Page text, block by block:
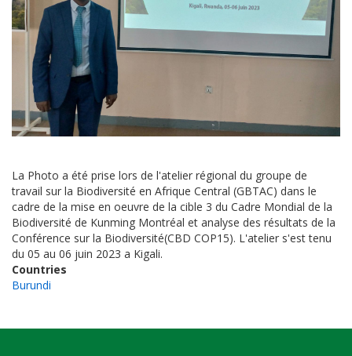
La Photo a été prise lors de l'atelier régional du groupe de
travail sur la Biodiversité en Afrique Central (GBTAC) dans le
cadre de la mise en oeuvre de la cible 3 du Cadre Mondial de la
Biodiversité de Kunming Montréal et analyse des résultats de la
Conférence sur la Biodiversité(CBD COP15). L'atelier s'est tenu
du 05 au 06 juin 2023 a Kigali.
Countries
Burundi